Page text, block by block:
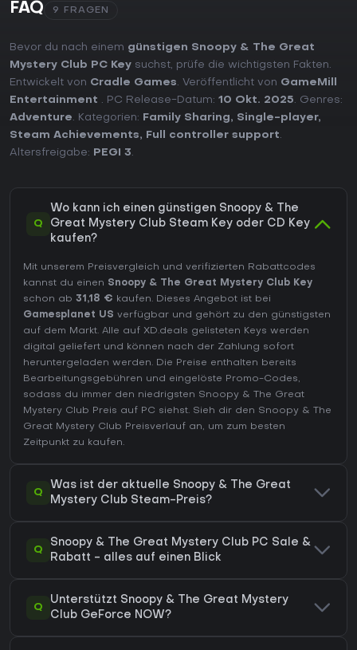
FAQ 9 FRAGEN
Bevor du nach einem günstigen Snoopy & The Great
Mystery Club PC Key suchst, prüfe die wichtigsten Fakten.
Entwickelt von Cradle Games. Veröffentlicht von GameMill
Entertainment . PC Release-Datum: 10 Okt. 2025. Genres:
Adventure. Kategorien: Family Sharing, Single-player,
Steam Achievements, Full controller support.
Altersfreigabe:
PEGI 3.
Q
Wo kann ich einen günstigen Snoopy & The
Great Mystery Club Steam Key oder CD Key
kaufen?
Mit unserem Preisvergleich und verifizierten Rabattcodes
kannst du einen Snoopy & The Great Mystery Club Key
schon ab 31,18 € kaufen. Dieses Angebot ist bei
Gamesplanet US verfügbar und gehört zu den günstigsten
auf dem Markt. Alle auf XD.deals gelisteten Keys werden
digital geliefert und können nach der Zahlung sofort
heruntergeladen werden. Die Preise enthalten bereits
Bearbeitungsgebühren und eingelöste Promo-Codes,
sodass du immer den niedrigsten Snoopy & The Great
Mystery Club Preis auf PC siehst. Sieh dir den Snoopy & The
Great Mystery Club Preisverlauf an, um zum besten
Zeitpunkt zu kaufen.
Q
Was ist der aktuelle Snoopy & The Great
Mystery Club Steam-Preis?
Q
Snoopy & The Great Mystery Club PC Sale &
Rabatt - alles auf einen Blick
Q
Unterstützt Snoopy & The Great Mystery
Club GeForce NOW?